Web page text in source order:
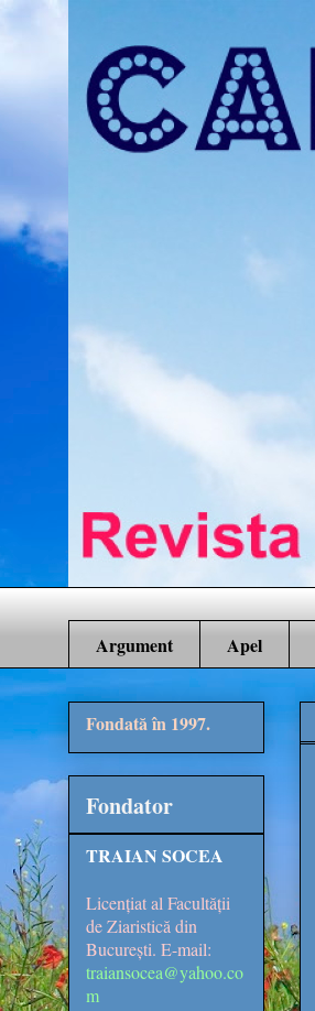
Argument Apel
Fondată în 1997.
Fondator
TRAIAN SOCEA
Licențiat al Facultății
de Ziaristică din
București. E-mail:
traiansocea@yahoo.co
m